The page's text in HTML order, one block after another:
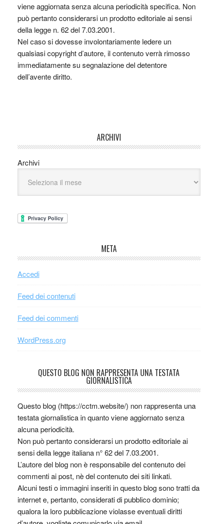
viene aggiornata senza alcuna periodicità specifica. Non
può pertanto considerarsi un prodotto editoriale ai sensi
della legge n. 62 del 7.03.2001.
Nel caso si dovesse involontariamente ledere un
qualsiasi copyright d’autore, il contenuto verrà rimosso
immediatamente su segnalazione del detentore
dell’avente diritto.
ARCHIVI
Archivi
META
Accedi
Feed dei contenuti
Feed dei commenti
WordPress.org
QUESTO BLOG NON RAPPRESENTA UNA TESTATA
GIORNALISTICA
Questo blog (https://cctm.website/) non rappresenta una
testata giornalistica in quanto viene aggiornato senza
alcuna periodicità.
Non può pertanto considerarsi un prodotto editoriale ai
sensi della legge italiana n° 62 del 7.03.2001.
L’autore del blog non è responsabile del contenuto dei
commenti ai post, nè del contenuto dei siti linkati.
Alcuni testi o immagini inseriti in questo blog sono tratti da
internet e, pertanto, considerati di pubblico dominio;
qualora la loro pubblicazione violasse eventuali diritti